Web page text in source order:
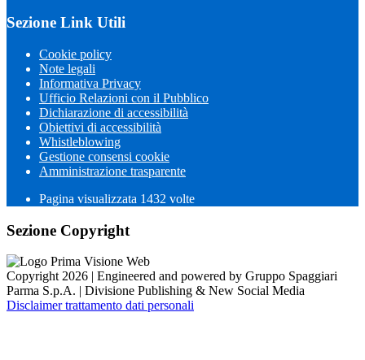
Sezione Link Utili
Cookie policy
Note legali
Informativa Privacy
Ufficio Relazioni con il Pubblico
Dichiarazione di accessibilità
Obiettivi di accessibilità
Whistleblowing
Gestione consensi cookie
Amministrazione trasparente
Pagina visualizzata 1432 volte
Sezione Copyright
Copyright 2026 | Engineered and powered by Gruppo Spaggiari
Parma S.p.A. | Divisione Publishing & New Social Media
Disclaimer trattamento dati personali